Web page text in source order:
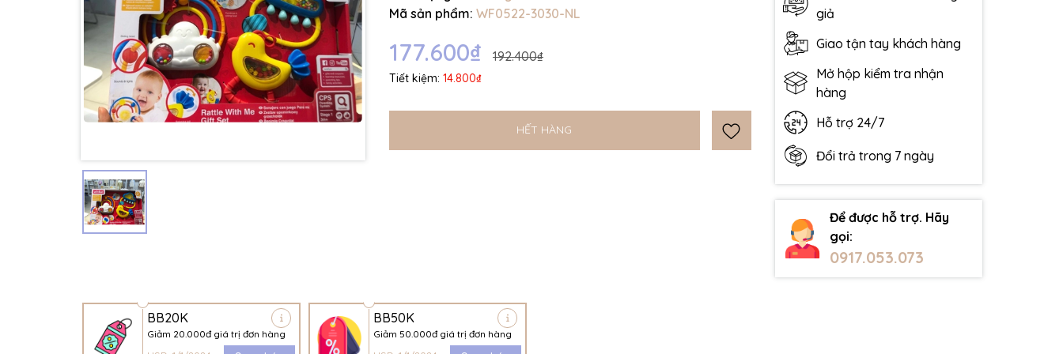
Mã sản phẩm: WF0522-3030-NL
177.600₫ 192.400₫
Tiết kiệm: 14.800₫
HẾT HÀNG
giả
Giao tận tay khách hàng
Mở hộp kiểm tra nhận
hàng
Hỗ trợ 24/7
Đổi trả trong 7 ngày
Để được hỗ trợ. Hãy
gọi:
0917.053.073
BB20K
Giảm 20.000đ giá trị đơn hàng
BB50K
Giảm 50.000đ giá trị đơn hàng